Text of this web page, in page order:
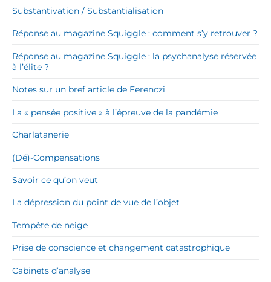
Substantivation / Substantialisation
Réponse au magazine Squiggle : comment s’y retrouver ?
Réponse au magazine Squiggle : la psychanalyse réservée
à l’élite ?
Notes sur un bref article de Ferenczi
La « pensée positive » à l’épreuve de la pandémie
Charlatanerie
(Dé)-Compensations
Savoir ce qu’on veut
La dépression du point de vue de l’objet
Tempête de neige
Prise de conscience et changement catastrophique
Cabinets d’analyse